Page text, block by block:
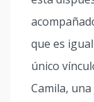
que es
único
Camila,